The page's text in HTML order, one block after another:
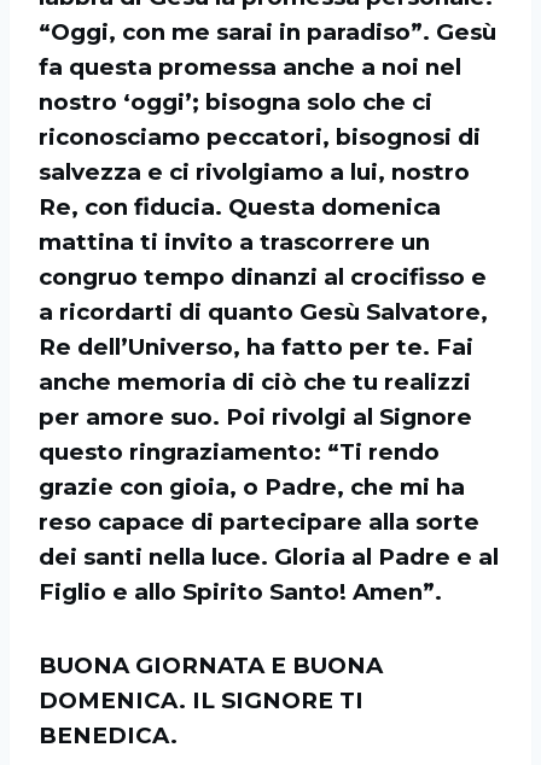
“Oggi, con me sarai in paradiso”. Gesù
fa questa promessa anche a noi nel
nostro ‘oggi’; bisogna solo che ci
riconosciamo peccatori, bisognosi di
salvezza e ci rivolgiamo a lui, nostro
Re, con fiducia. Questa domenica
mattina ti invito a trascorrere un
congruo tempo dinanzi al crocifisso e
a ricordarti di quanto Gesù Salvatore,
Re dell’Universo, ha fatto per te. Fai
anche memoria di ciò che tu realizzi
per amore suo. Poi rivolgi al Signore
questo ringraziamento: “Ti rendo
grazie con gioia, o Padre, che mi ha
reso capace di partecipare alla sorte
dei santi nella luce. Gloria al Padre e al
Figlio e allo Spirito Santo! Amen”.
BUONA GIORNATA E BUONA
DOMENICA. IL SIGNORE TI
BENEDICA.